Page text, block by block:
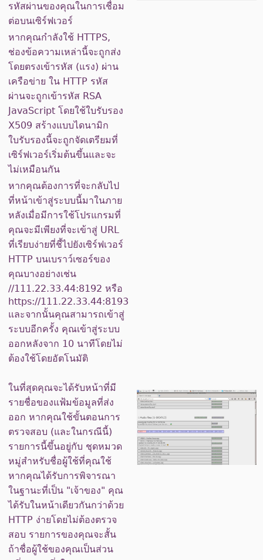
รหัสผ่านของคุณในการเชื่อม
ต่อบนเซิร์ฟเวอร์
หากคุณกำลังใช้ HTTPS,
ช่องข้อความเหล่านี้จะถูกส่ง
โดยตรงเข้ารหัส (แรง) ผ่าน
เครือข่าย ใน HTTP รหัส
ผ่านจะถูกเข้ารหัส RSA
JavaScript โดยใช้ใบรับรอง
X509 สร้างแบบไดนามิก
ใบรับรองนี้จะถูกจัดเตรียมที่
เซิร์ฟเวอร์เริ่มต้นขึ้นและจะ
ไม่เหมือนกัน
หากคุณต้องการที่จะกลับไป
ที่หน้าเข้าสู่ระบบนี้มาในภาย
หลังเมื่อมีการใช้โปรแกรมที่
คุณจะมีเพียงที่จะเข้าสู่ URL
ที่เรียบง่ายที่ชี้ไปยังเซิร์ฟเวอร์
HTTP บนเบราว์เซอร์ของ
คุณบางอย่างเช่น
//111.22.33.44:8192 หรือ
https://111.22.33.44:8193
และจากนั้นคุณสามารถเข้าสู่
ระบบอีกครั้ง คุณเข้าสู่ระบบ
ออกหลังจาก 10 นาทีโดยไม่
ต้องใช้โดยอัตโนมัติ
ในที่สุดคุณจะได้รับหน้าที่มี
รายชื่อของแฟ้มข้อมูลที่ส่ง
ออก หากคุณใช้ขั้นตอนการ
ตรวจสอบ (และในกรณีนี้)
รายการนี้ขึ้นอยู่กับ ชุดหมวด
หมู่สำหรับชื่อผู้ใช้ที่คุณใช้
หากคุณได้รับการพิจารณา
ในฐานะที่เป็น "เจ้าของ" คุณ
ได้รับในหน้าเดียวกันกว่าด้วย
HTTP ง่ายโดยไม่ต้องตรวจ
สอบ รายการของคุณจะสั้น
ถ้าชื่อผู้ใช้ของคุณเป็นส่วน